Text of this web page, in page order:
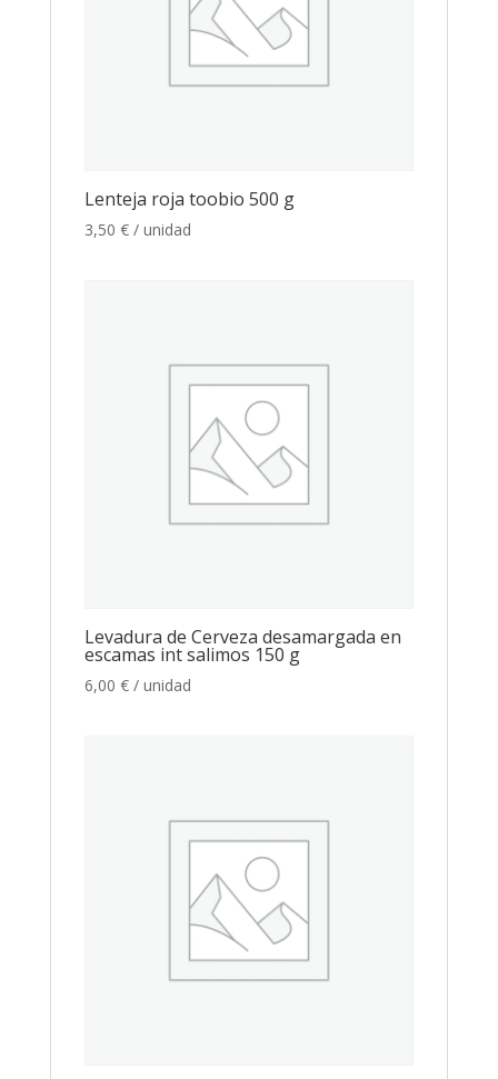
Lenteja roja toobio 500 g
3,50 € / unidad
Levadura de Cerveza desamargada en
escamas int salimos 150 g
6,00 € / unidad